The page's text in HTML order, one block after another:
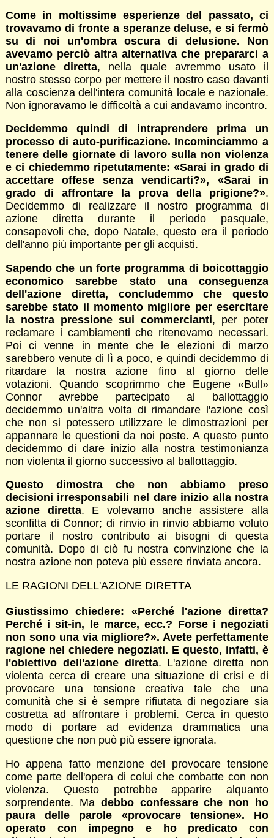
Come in moltissime esperienze del passato, ci
trovavamo di fronte a speranze deluse, e si fermò
su di noi un'ombra oscura di delusione. Non
avevamo perciò altra alternativa che prepararci a
un'azione diretta, nella quale avremmo usato il
nostro stesso corpo per mettere il nostro caso davanti
alla coscienza dell'intera comunità locale e nazionale.
Non ignoravamo le difficoltà a cui andavamo incontro.
Decidemmo quindi di intraprendere prima un
processo di auto-purificazione. Incominciammo a
tenere delle giornate di lavoro sulla non violenza
e ci chiedemmo ripetutamente: «Sarai in grado di
accettare offese senza vendicarti?», «Sarai in
grado di affrontare la prova della prigione?».
Decidemmo di realizzare il nostro programma di
azione diretta durante il periodo pasquale,
consapevoli che, dopo Natale, questo era il periodo
dell'anno più importante per gli acquisti.
Sapendo che un forte programma di boicottaggio
economico sarebbe stato una conseguenza
dell'azione diretta, concludemmo che questo
sarebbe stato il momento migliore per esercitare
la nostra pressione sui commercianti, per poter
reclamare i cambiamenti che ritenevamo necessari.
Poi ci venne in mente che le elezioni di marzo
sarebbero venute di lì a poco, e quindi decidemmo di
ritardare la nostra azione fino al giorno delle
votazioni. Quando scoprimmo che Eugene «Bull»
Connor avrebbe partecipato al ballottaggio
decidemmo un'altra volta di rimandare l'azione così
che non si potessero utilizzare le dimostrazioni per
appannare le questioni da noi poste. A questo punto
decidemmo di dare inizio alla nostra testimonianza
non violenta il giorno successivo al ballottaggio.
Questo dimostra che non abbiamo preso
decisioni irresponsabili nel dare inizio alla nostra
azione diretta. E volevamo anche assistere alla
sconfitta di Connor; di rinvio in rinvio abbiamo voluto
portare il nostro contributo ai bisogni di questa
comunità. Dopo di ciò fu nostra convinzione che la
nostra azione non poteva più essere rinviata ancora.
LE RAGIONI DELL'AZIONE DIRETTA
Giustissimo chiedere: «Perché l'azione diretta?
Perché i sit-in, le marce, ecc.? Forse i negoziati
non sono una via migliore?». Avete perfettamente
ragione nel chiedere negoziati. E questo, infatti, è
l'obiettivo dell'azione diretta. L'azione diretta non
violenta cerca di creare una situazione di crisi e di
provocare una tensione creativa tale che una
comunità che si è sempre rifiutata di negoziare sia
costretta ad affrontare i problemi. Cerca in questo
modo di portare ad evidenza drammatica una
questione che non può più essere ignorata.
Ho appena fatto menzione del provocare tensione
come parte dell'opera di colui che combatte con non
violenza. Questo potrebbe apparire alquanto
sorprendente. Ma debbo confessare che non ho
paura delle parole «provocare tensione». Ho
operato con impegno e ho predicato con